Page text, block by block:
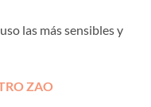
las más sensibles y
ZAO